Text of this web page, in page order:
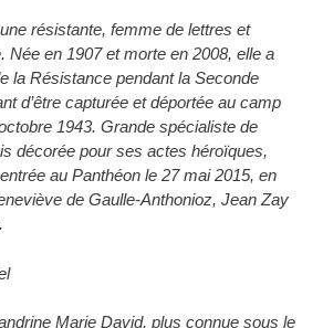
résistante, femme de lettres et
Née en 1907 et morte en 2008, elle a
la Résistance pendant la Seconde
d’être capturée et déportée au camp
1943. Grande spécialiste de
décorée pour ses actes héroïques,
au Panthéon le 27 mai 2015, en
de Gaulle-Anthonioz, Jean Zay
Marie David, plus connue sous le